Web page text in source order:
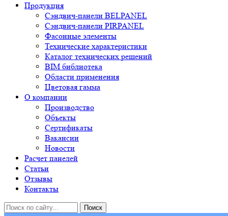
Продукция
Сэндвич-панели BELPANEL
Сэндвич-панели PIRPANEL
Фасонные элементы
Технические характеристики
Каталог технических решений
BIM библиотека
Области применения
Цветовая гамма
О компании
Производство
Объекты
Сертификаты
Вакансии
Новости
Расчет панелей
Статьи
Отзывы
Контакты